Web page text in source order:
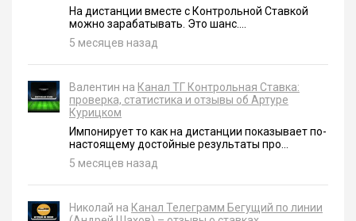
На дистанции вместе с Контрольной Ставкой
можно зарабатывать. Это шанс....
5 месяцев назад
Валентин на Канал ТГ Контрольная Ставка:
проверка, статистика и отзывы об Артуре
Курицком
Импонирует то как на дистанции показывает по-
настоящему достойные результаты про...
5 месяцев назад
Николай на Канал Телеграмм Бегущий по линии